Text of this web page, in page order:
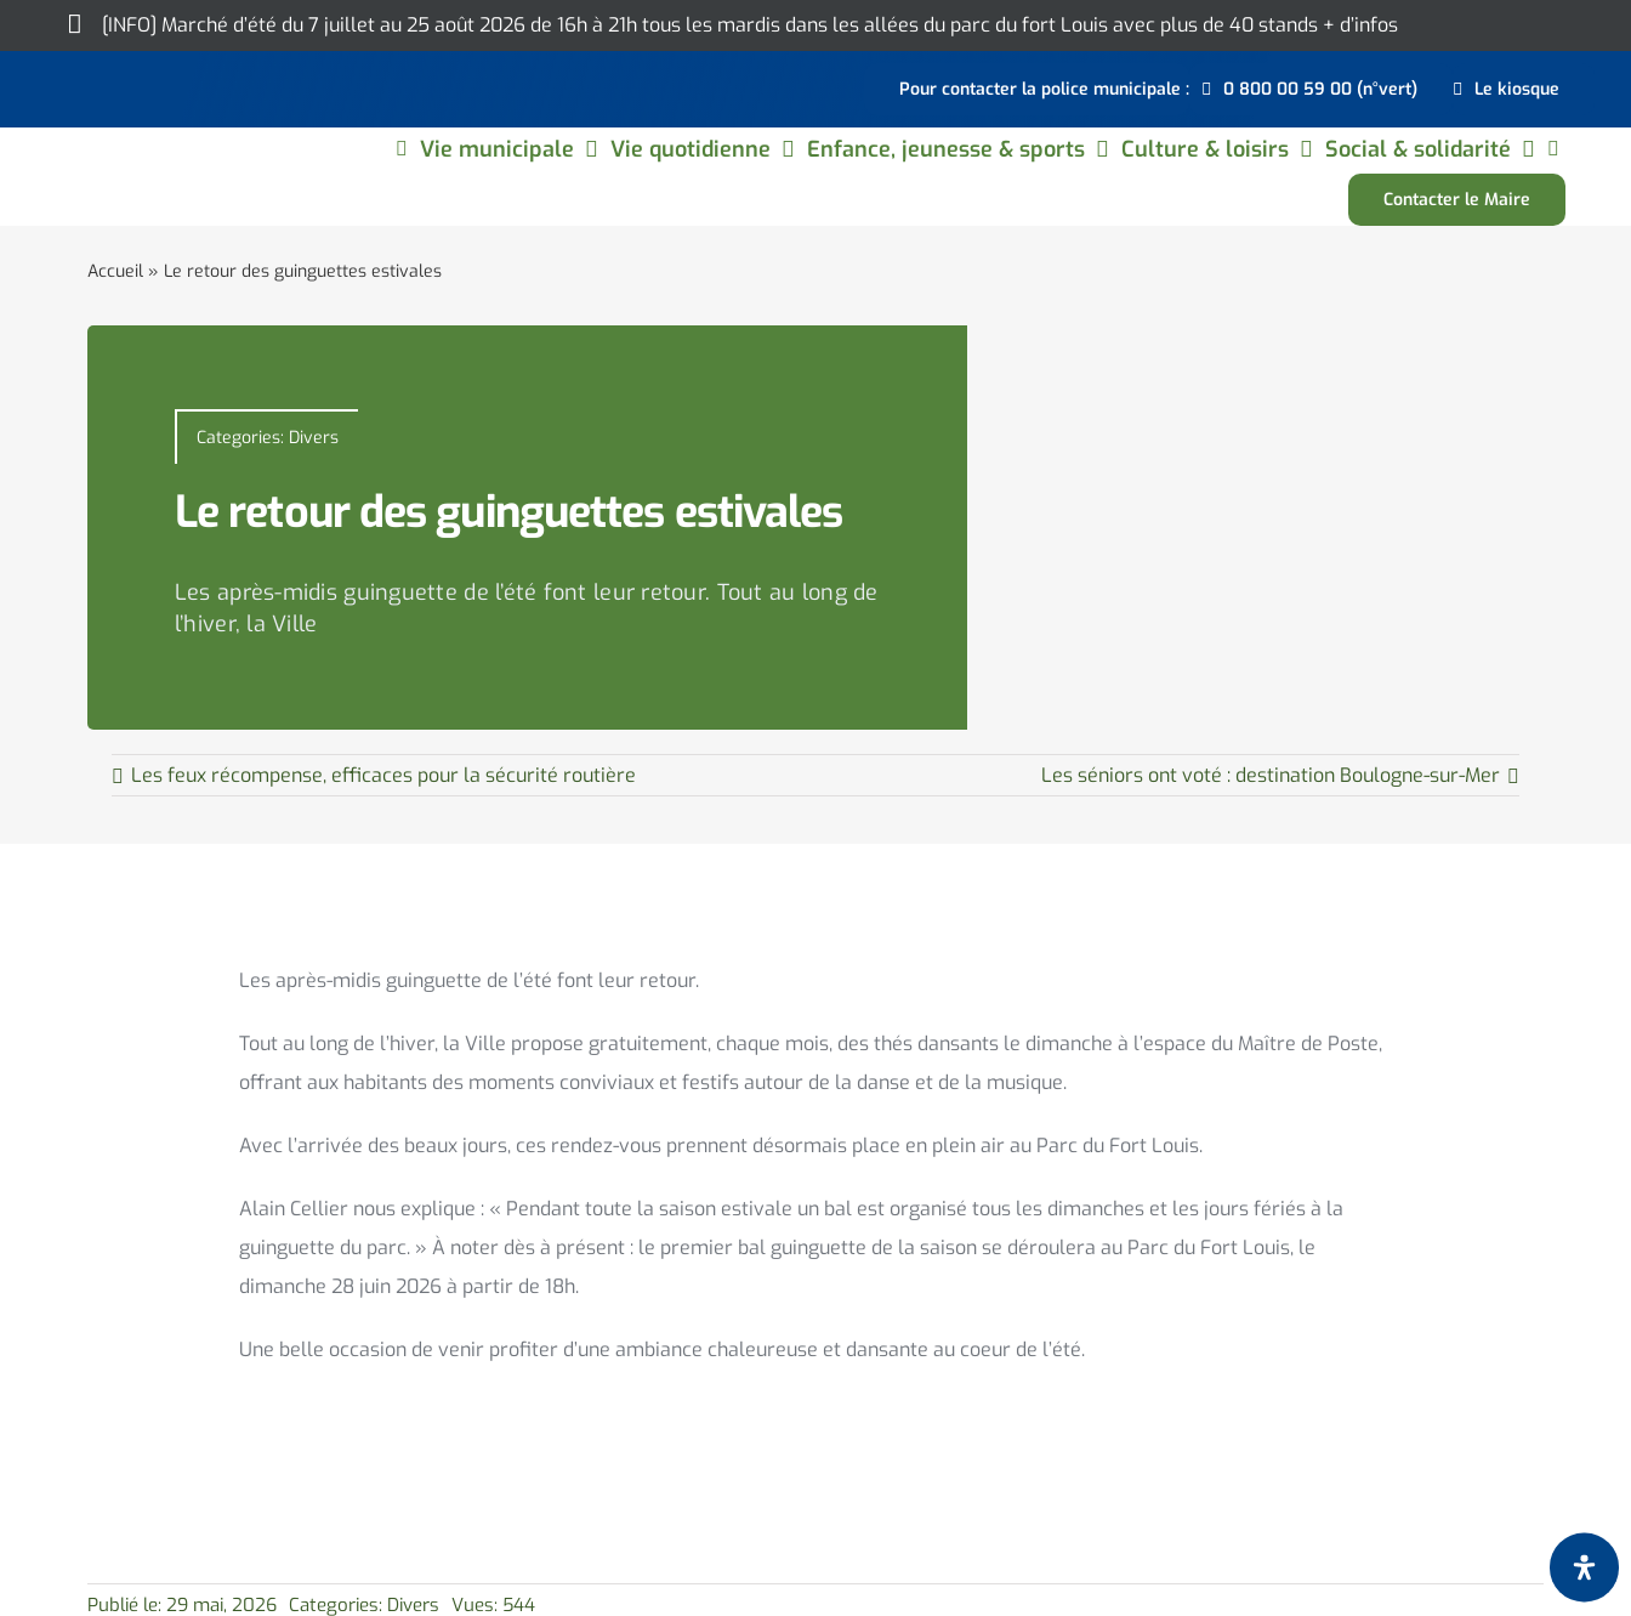
to
[INFO] Marché d’été du 7 juillet au 25 août 2026 de 16h à 21h tous les mardis dans les allées du parc du fort Louis avec plus de 40 stands + d’infos
Pour contacter la police municipale : 0 800 00 59 00 (n°vert) Le kiosque
Vie municipale Vie quotidienne Enfance, jeunesse & sports Culture & loisirs Social & solidarité
Contacter le Maire
Accueil» Le retour des guinguettes estivales
Categories: Divers
Le retour des guinguettes estivales
Les après-midis guinguette de l’été font leur retour. Tout au long de
l’hiver, la Ville
Les feux récompense, efficaces pour la sécurité routière Les séniors ont voté : destination Boulogne-sur-Mer
Les après-midis guinguette de l’été font leur retour.
Tout au long de l’hiver, la Ville propose gratuitement, chaque mois, des thés dansants le dimanche à l’espace du Maître de Poste,
offrant aux habitants des moments conviviaux et festifs autour de la danse et de la musique.
Avec l’arrivée des beaux jours, ces rendez-vous prennent désormais place en plein air au Parc du Fort Louis.
Alain Cellier nous explique : « Pendant toute la saison estivale un bal est organisé tous les dimanches et les jours fériés à la
guinguette du parc. » À noter dès à présent : le premier bal guinguette de la saison se déroulera au Parc du Fort Louis, le
dimanche 28 juin 2026 à partir de 18h.
Une belle occasion de venir profiter d’une ambiance chaleureuse et dansante au coeur de l’été.
Publié le: 29 mai, 2026 Categories: Divers Vues: 544